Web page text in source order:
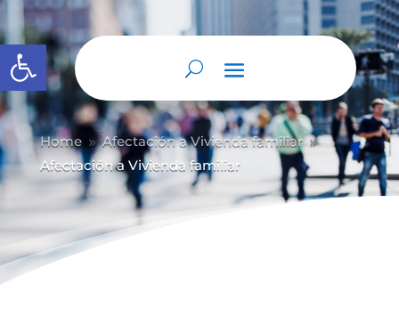
Abrir barra de herramientas
Home 9 Afectación a Vivienda familiar 9
Afectación a Vivienda familiar